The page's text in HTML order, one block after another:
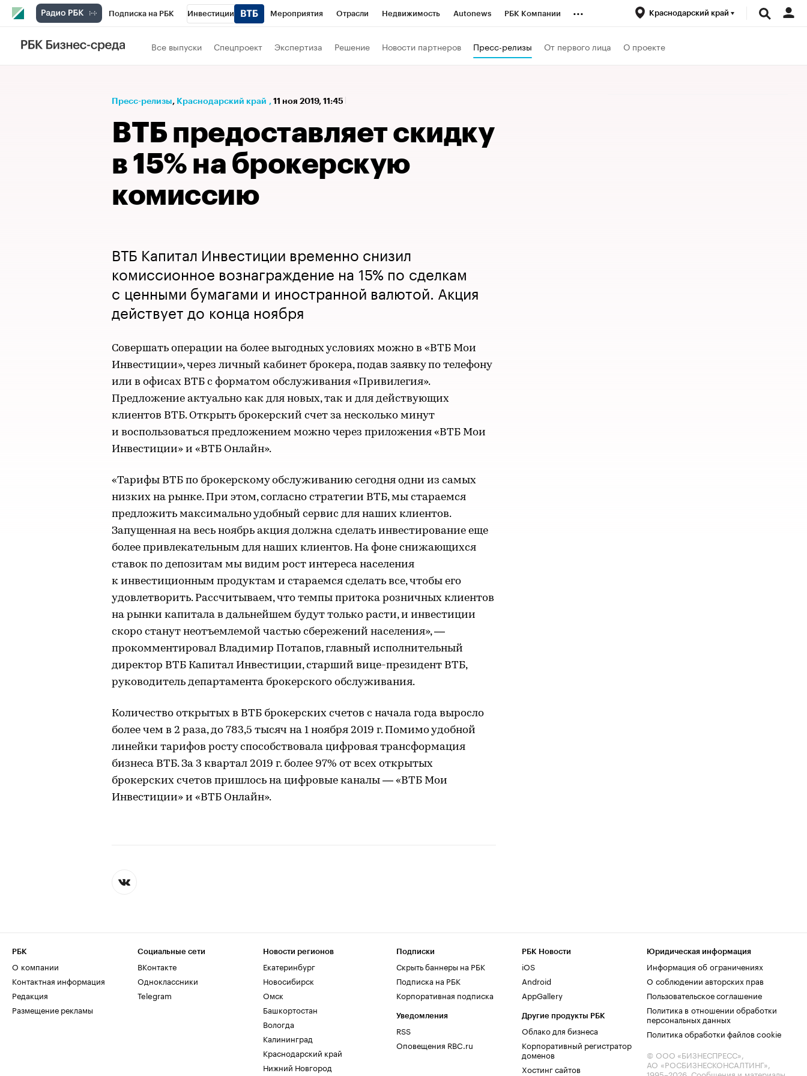
Подписка на РБК Инвестиции Мероприятия Отрасли Недвижимость Autonews РБК Компании
Телеканал
Спецпроекты
Рынок наличной валюты
... Краснодарский край
Все выпуски Спецпроект Экспертиза Решение Новости партнеров Пресс-релизы От первого лица О проекте
Пресс-релизы⁠, Краснодарский край , 11 ноя 2019, 11:45
ВТБ предоставляет скидку
в 15% на брокерскую
комиссию
ВТБ Капитал Инвестиции временно снизил
комиссионное вознаграждение на 15% по сделкам
с ценными бумагами и иностранной валютой. Акция
действует до конца ноября
Совершать операции на более выгодных условиях можно в «ВТБ Мои
Инвестиции», через личный кабинет брокера, подав заявку по телефону
или в офисах ВТБ с форматом обслуживания «Привилегия».
Предложение актуально как для новых, так и для действующих
клиентов ВТБ. Открыть брокерский счет за несколько минут
и воспользоваться предложением можно через приложения «ВТБ Мои
Инвестиции» и «ВТБ Онлайн».
«Тарифы ВТБ по брокерскому обслуживанию сегодня одни из самых
низких на рынке. При этом, согласно стратегии ВТБ, мы стараемся
предложить максимально удобный сервис для наших клиентов.
Запущенная на весь ноябрь акция должна сделать инвестирование еще
более привлекательным для наших клиентов. На фоне снижающихся
ставок по депозитам мы видим рост интереса населения
к инвестиционным продуктам и стараемся сделать все, чтобы его
удовлетворить. Рассчитываем, что темпы притока розничных клиентов
на рынки капитала в дальнейшем будут только расти, и инвестиции
скоро станут неотъемлемой частью сбережений населения», —
прокомментировал Владимир Потапов, главный исполнительный
директор ВТБ Капитал Инвестиции, старший вице-президент ВТБ,
руководитель департамента брокерского обслуживания.
Количество открытых в ВТБ брокерских счетов с начала года выросло
более чем в 2 раза, до 783,5 тысяч на 1 ноября 2019 г. Помимо удобной
линейки тарифов росту способствовала цифровая трансформация
бизнеса ВТБ. За 3 квартал 2019 г. более 97% от всех открытых
брокерских счетов пришлось на цифровые каналы — «ВТБ Мои
Инвестиции» и «ВТБ Онлайн».
РБК
О компании
Контактная информация
Редакция
Размещение рекламы
Социальные сети
ВКонтакте
Одноклассники
Telegram
Новости регионов
Екатеринбург
Новосибирск
Омск
Башкортостан
Вологда
Калининград
Краснодарский край
Нижний Новгород
Подписки
Скрыть баннеры на РБК
Подписка на РБК
Корпоративная подписка
Уведомления
RSS
Оповещения RBC.ru
РБК Новости
iOS
Android
AppGallery
Другие продукты РБК
Облако для бизнеса
Корпоративный регистратор
доменов
Хостинг сайтов
Юридическая информация
Информация об ограничениях
О соблюдении авторских прав
Пользовательское соглашение
Политика в отношении обработки
персональных данных
Политика обработки файлов cookie
© ООО «БИЗНЕСПРЕСС»,
АО «РОСБИЗНЕСКОНСАЛТИНГ»,
1995–2026. Сообщения и материалы